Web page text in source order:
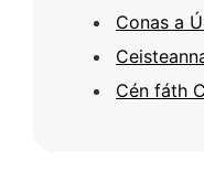
Conas a
Cén fáth